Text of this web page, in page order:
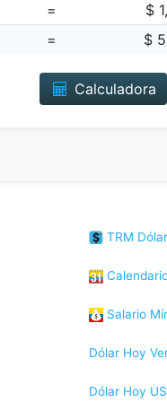
= $
= $
Calculadora
TRM
Salario
Dólar Hoy
Dólar Hoy US